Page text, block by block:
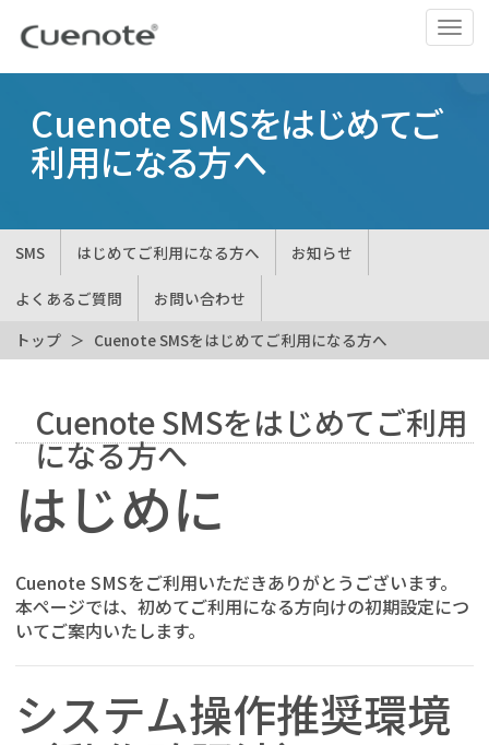
ナ
ビ
ゲ
切
Cuenote SMSをはじめてご
利用になる方へ
SMS はじめてご利用になる方へ お知らせ
よくあるご質問
お問い合わせ
トップ
Cuenote SMSをはじめてご利用になる方へ
Cuenote SMSをはじめてご利用
になる方へ
はじめに
Cuenote SMSをご利用いただきありがとうございます。
本ページでは、初めてご利用になる方向けの初期設定につ
いてご案内いたします。
システム操作推奨環境